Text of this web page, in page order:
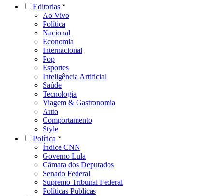
Editorias
Ao Vivo
Política
Nacional
Economia
Internacional
Pop
Esportes
Inteligência Artificial
Saúde
Tecnologia
Viagem & Gastronomia
Auto
Comportamento
Style
Política
Índice CNN
Governo Lula
Câmara dos Deputados
Senado Federal
Supremo Tribunal Federal
Políticas Públicas